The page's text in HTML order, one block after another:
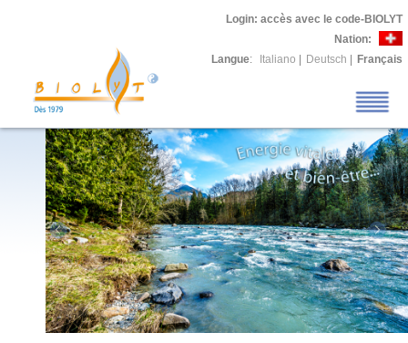
Login: accès avec le code-BIOLYT
Nation:
Langue: Italiano Deutsch Français